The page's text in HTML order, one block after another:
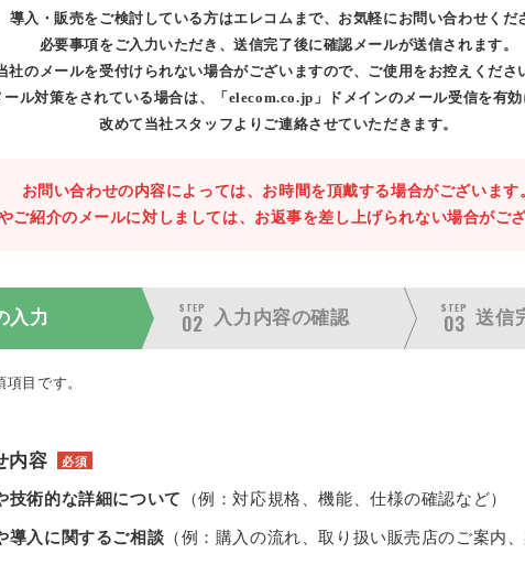
導入・販売をご検討している方はエレコムまで、お気軽にお問い合わせくだ
必要事項をご入力いただき、送信完了後に確認メールが送信されます。
社のメールを受付けられない場合がございますので、ご使用をお控えくださ
ール対策をされている場合は、「elecom.co.jp」ドメインのメール受信を有効
改めて当社スタッフよりご連絡させていただきます。
お問い合わせの内容によっては、お時間を頂戴する場合がございます
ご紹介のメールに対しましては、お返事を差し上げられない場合がござ
入力
STEP
02 入力内容の確認
STEP
03 送信
項目です。
内容 必須
技術的な詳細について （例：対応規格、機能、仕様の確認など）
導入に関するご相談 （例：購入の流れ、取り扱い販売店のご案内